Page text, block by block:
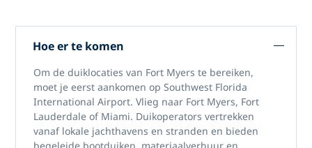
Hoe er te komen
Omde duiklocaties van Fort Myers te bereiken,
moet je eerst aankomen op Southwest Florida
International Airport. Vlieg naar Fort Myers, Fort
Lauderdale of Miami. Duikoperators vertrekken
vanaf lokale jachthavens en stranden en bieden